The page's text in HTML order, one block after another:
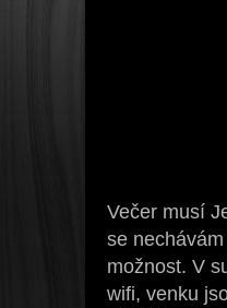
Večer musí
se
možnost. V
wifi, venku